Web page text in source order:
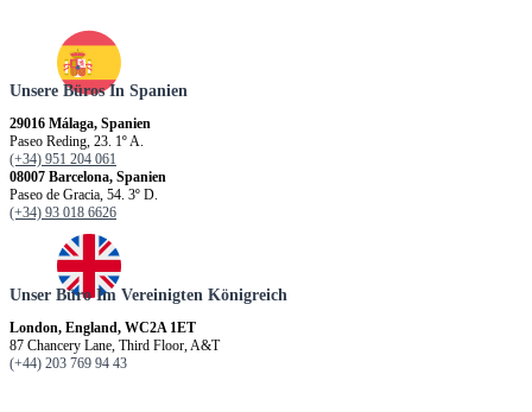
Unsere Büros In Spanien
29016 Málaga, Spanien
Paseo Reding, 23. 1º A.
(+34) 951 204 061
08007 Barcelona, Spanien
Paseo de Gracia, 54. 3º D.
(+34) 93 018 6626
Unser Büro Im Vereinigten Königreich
London, England, WC2A 1ET
87 Chancery Lane, Third Floor, A&T
(+44) 203 769 94 43